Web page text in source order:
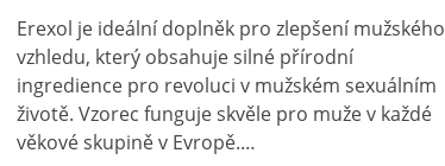
Erexol je ideální doplněk pro zlepšení mužského
vzhledu, který obsahuje silné přírodní
ingredience pro revoluci v mužském sexuálním
životě. Vzorec funguje skvěle pro muže v každé
věkové skupině v Evropě.…